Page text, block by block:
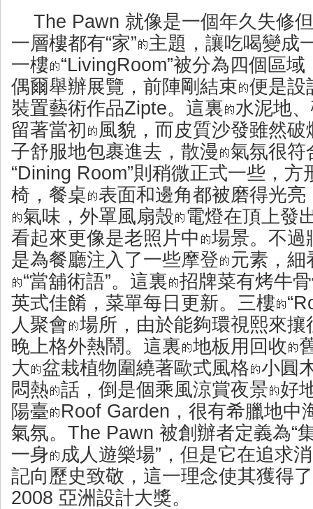
The Pawn 就像是一個年久失修
一層樓都有“家”
主題，讓吃喝變成
一樓
“LivingRoom”被分為四個區
偶爾舉辦展覽，前陣剛結束 便是設
裝置藝術作品Zipte。這裏 水泥地
留著當初
風貌，而皮質沙發雖然
子舒服地包裹進去，散漫
氣氛很符
“Dining Room”則稍微正式一些，
椅，餐桌
表面和邊角都被磨得光
氣味，外罩風扇殼
電燈在頂上發
看起來更像是老照片中
場景。不過
是為餐廳注入了一些摩登
元素，細
“當舖術語”。這裏 招牌菜有烤牛
英式佳餚，菜單每日更新。三樓
人聚會 場所，由於能夠環視熙來攘
晚上格外熱鬧。這裏 地板用回收
大 盆栽植物圍繞著歐式風格 小圓
悶熱 話，倒是個乘風涼賞夜景
好
陽臺
Roof Garden，很有希臘地中
氣氛。The Pawn 被創辦者定義為“
一身
成人遊樂場”，但是它在追求
記向歷史致敬，這一理念使其獲得
2008 亞洲設計大獎。